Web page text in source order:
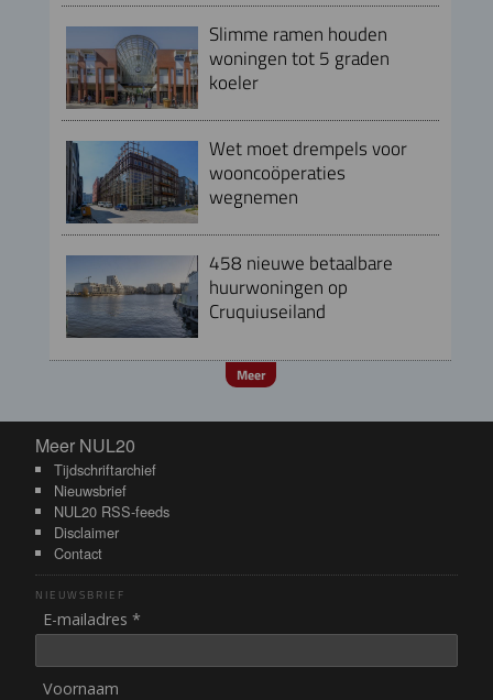
Slimme ramen houden
woningen tot 5 graden
koeler
Wet moet drempels voor
wooncoöperaties
wegnemen
458 nieuwe betaalbare
huurwoningen op
Cruquiuseiland
Meer
Meer NUL20
Meer NUL20
Tijdschriftarchief
Nieuwsbrief
NUL20 RSS-feeds
Disclaimer
Contact
NIEUWSBRIEF
E-mailadres *
Voornaam